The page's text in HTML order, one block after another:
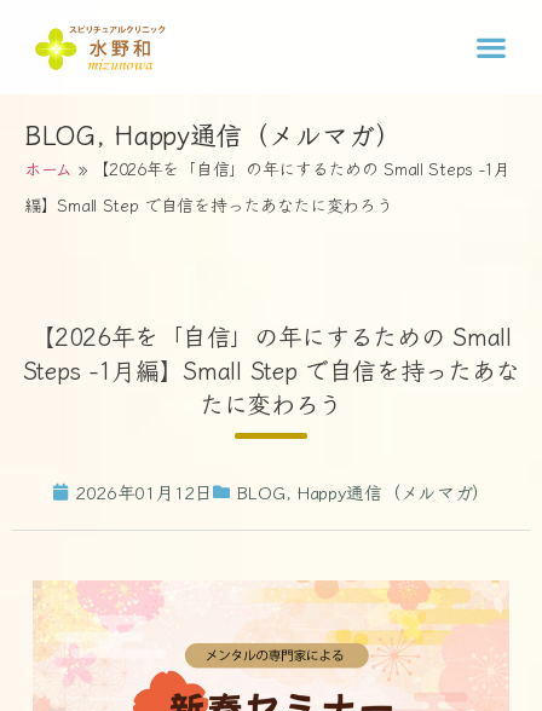
BLOG, Happy通信（メルマガ）
ホーム »
【2026年を「自信」の年にするための Small Steps -1月
編】Small Step で自信を持ったあなたに変わろう
【2026年を「自信」の年にするための Small
Steps -1月編】Small Step で自信を持ったあな
たに変わろう
2026年01月12日 BLOG, Happy通信（メルマガ）